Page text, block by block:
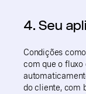
4. Seu
Condições
com que o fluxo
do cliente, com